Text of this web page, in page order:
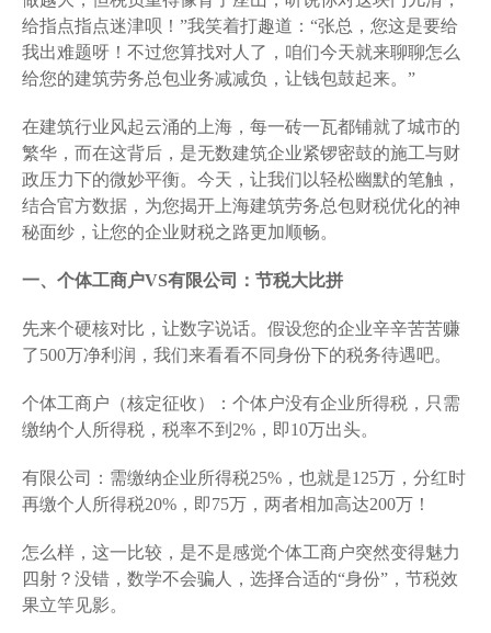
给指点指点迷津呗！”我笑着打趣道：“张总，您这是要给
我出难题呀！不过您算找对人了，咱们今天就来聊聊怎么
给您的建筑劳务总包业务减减负，让钱包鼓起来。”
在建筑行业风起云涌的上海，每一砖一瓦都铺就了城市的
繁华，而在这背后，是无数建筑企业紧锣密鼓的施工与财
政压力下的微妙平衡。今天，让我们以轻松幽默的笔触，
结合官方数据，为您揭开上海建筑劳务总包财税优化的神
秘面纱，让您的企业财税之路更加顺畅。
一、个体工商户VS有限公司：节税大比拼
先来个硬核对比，让数字说话。假设您的企业辛辛苦苦赚
了500万净利润，我们来看看不同身份下的税务待遇吧。
个体工商户（核定征收）：个体户没有企业所得税，只需
缴纳个人所得税，税率不到2%，即10万出头。
有限公司：需缴纳企业所得税25%，也就是125万，分红时
再缴个人所得税20%，即75万，两者相加高达200万！
怎么样，这一比较，是不是感觉个体工商户突然变得魅力
四射？没错，数学不会骗人，选择合适的“身份”，节税效
果立竿见影。